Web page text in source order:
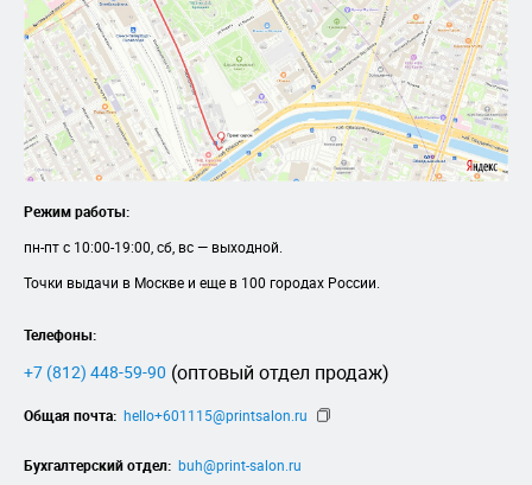
Режим работы:
пн-пт с 10:00-19:00, сб, вс — выходной.
Точки выдачи в Москве и еще в 100 городах России.
Телефоны:
+7 (812) 448-59-90 (оптовый отдел продаж)
Общая почта: hello+601115@printsalon.ru
Бухгалтерский отдел: buh@print-salon.ru